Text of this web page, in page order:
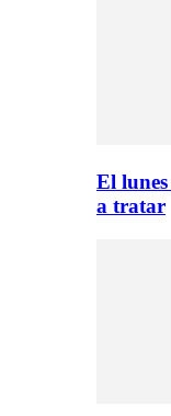
El
a tratar